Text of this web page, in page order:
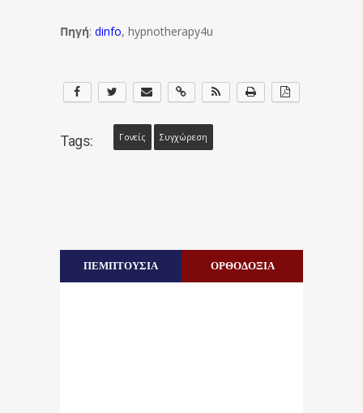
Πηγή: dinfo, hypnotherapy4u
Tags: Γονείς Συγχώρεση
ΠΕΜΠΤΟΥΣΙΑ ΟΡΘΟΔΟΞΙΑ